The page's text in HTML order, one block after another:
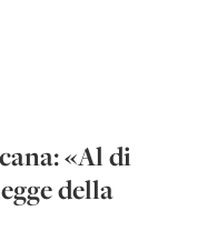
«Al di
della